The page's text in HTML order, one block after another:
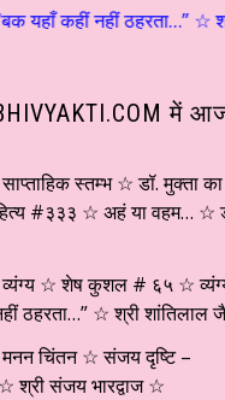
ठहरता…” ☆ श्री
में
साप्ताहिक स्तम्भ ☆ डॉ. मुक्ता का
#३३३ ☆ अहं या वहम… ☆
– व्यंग्य ☆ शेष कुशल # ६५ ☆
ठहरता…” ☆ श्री शांतिलाल
मनन चिंतन ☆ संजय दृष्टि –
श्री संजय भारद्वाज ☆